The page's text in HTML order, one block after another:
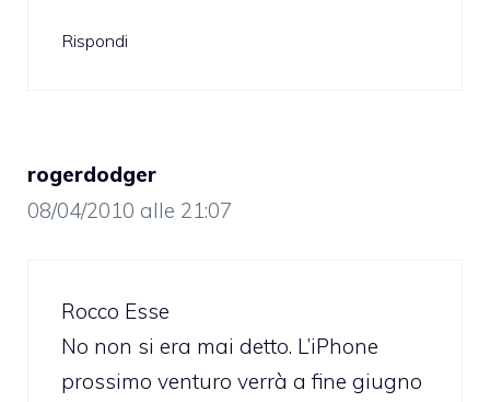
Rispondi
rogerdodger
08/04/2010 alle 21:07
Rocco Esse
No non si era mai detto. L’iPhone
prossimo venturo verrà a fine giugno